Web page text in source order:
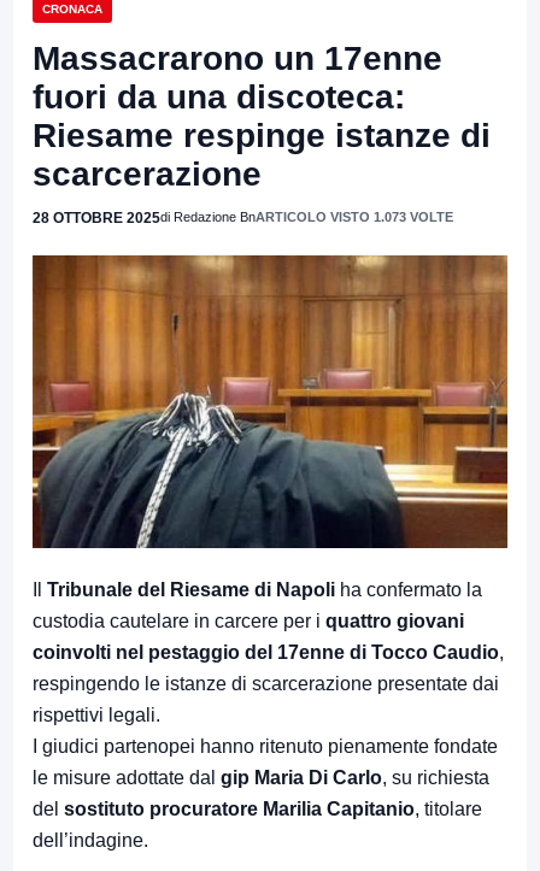
CRONACA
Massacrarono un 17enne
fuori da una discoteca:
Riesame respinge istanze di
scarcerazione
28 OTTOBRE 2025di Redazione BnARTICOLO VISTO 1.073 VOLTE
Tribunale del Riesame di Napoli ha confermato la
custodia cautelare in carcere per i quattro giovani
coinvolti nel pestaggio del 17enne di Tocco Caudio,
respingendo le istanze di scarcerazione presentate dai
rispettivi legali.
I giudici partenopei hanno ritenuto pienamente fondate
le misure adottate dal gip Maria Di Carlo, su richiesta
del sostituto procuratore Marilia Capitanio, titolare
dell’indagine.